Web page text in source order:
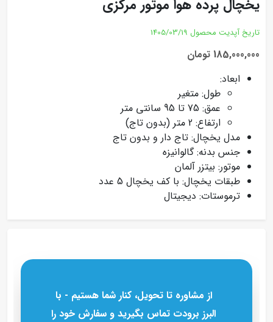
یخچال پرده هوا موتور مرکزی
تاریخ آپدیت محصول 1405/03/19
185,000,000 تومان
ابعاد:
طول: متغیر
عمق: 75 تا 95 سانتی متر
ارتفاع: 2 متر (بدون تاج)
مدل یخچال: تاج دار و بدون تاج
جنس بدنه: گالوانیزه
موتور: بیتزر آلمان
طبقات یخچال: با کف یخچال 5 عدد
ترموستات: دیجیتال
از مشاوره تا تحویل، کنار شما هستیم - با
البرز برودت تماس بگیرید و سفارش خود را